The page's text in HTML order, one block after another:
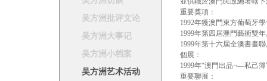
吴方洲批评文论
吴方洲大事记
吴方洲小档案
吴方洲艺术活动
重要獎項：
1992年獲澳門東方葡萄牙
1999年第四屆澳門藝術雙
1999年第十六屆全澳書畫
個展：
1999年“澳門出品¬—私己
重要聯展：